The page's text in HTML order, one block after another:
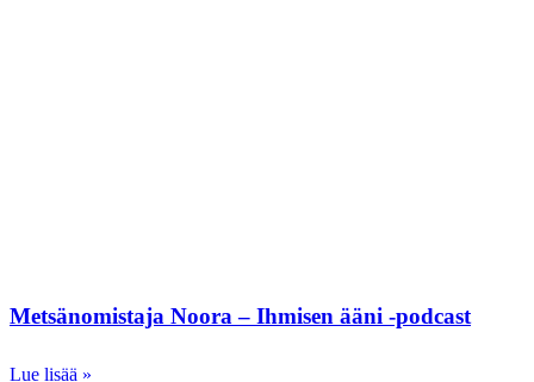
Metsänomistaja Noora – Ihmisen ääni -podcast
Lue lisää »